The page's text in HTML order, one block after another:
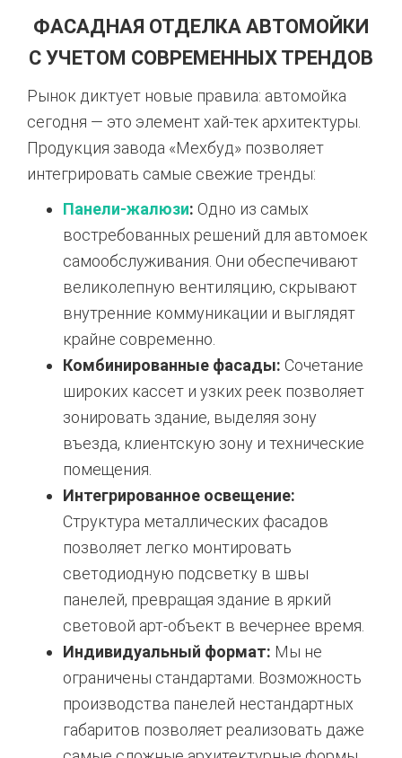
ФАСАДНАЯ ОТДЕЛКА АВТОМОЙКИ
С УЧЕТОМ СОВРЕМЕННЫХ ТРЕНДОВ
Рынок диктует новые правила: автомойка
сегодня — это элемент хай-тек архитектуры.
Продукция завода «Мехбуд» позволяет
интегрировать самые свежие тренды:
Панели-жалюзи: Одно из самых
востребованных решений для автомоек
самообслуживания. Они обеспечивают
великолепную вентиляцию, скрывают
внутренние коммуникации и выглядят
крайне современно.
Комбинированные фасады: Сочетание
широких кассет и узких реек позволяет
зонировать здание, выделяя зону
въезда, клиентскую зону и технические
помещения.
Интегрированное освещение:
Структура металлических фасадов
позволяет легко монтировать
светодиодную подсветку в швы
панелей, превращая здание в яркий
световой арт-объект в вечернее время.
Индивидуальный формат: Мы не
ограничены стандартами. Возможность
производства панелей нестандартных
габаритов позволяет реализовать даже